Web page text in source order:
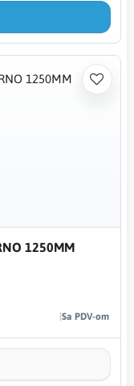
1250MM
Sa PDV-om